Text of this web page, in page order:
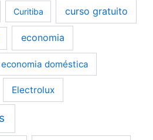
Curitiba curso gratuito
economia
economia doméstica
Electrolux